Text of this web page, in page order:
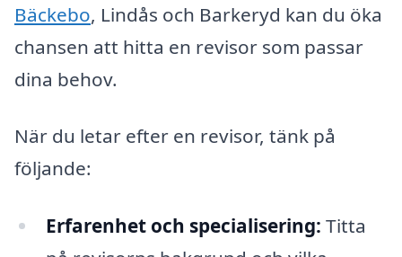
Bäckebo, Lindås och Barkeryd kan du öka
chansen att hitta en revisor som passar
dina behov.
När du letar efter en revisor, tänk på
följande:
Erfarenhet och specialisering: Titta